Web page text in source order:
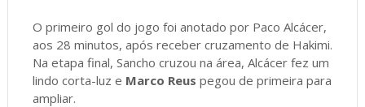
O primeiro gol do jogo foi anotado por Paco Alcácer,
aos 28 minutos, após receber cruzamento de Hakimi.
Na etapa final, Sancho cruzou na área, Alcácer fez um
lindo corta-luz e Marco Reus pegou de primeira para
ampliar.